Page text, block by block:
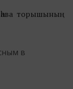
торышының
в